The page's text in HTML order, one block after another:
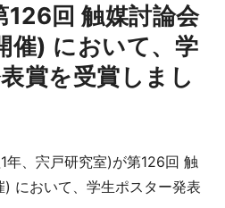
126回 触媒討論会
催) において、学
賞を受賞しまし
年、宍戸研究室)が第126回 触
において、学生ポスター発表